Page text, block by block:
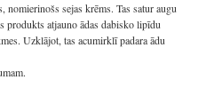
sejas krēms. Tas satur augu
produkts atjauno ādas dabisko lipīdu
Uzklājot, tas acumirklī padara ādu